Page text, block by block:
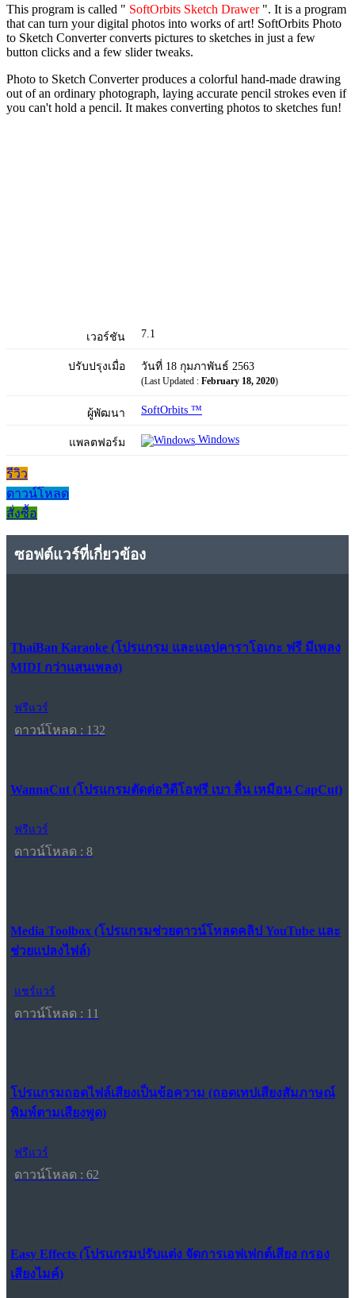
This program is called " SoftOrbits Sketch Drawer ". It is a program
that can turn your digital photos into works of art! SoftOrbits Photo
to Sketch Converter converts pictures to sketches in just a few
button clicks and a few slider tweaks.
Photo to Sketch Converter produces a colorful hand-made drawing
out of an ordinary photograph, laying accurate pencil strokes even if
you can't hold a pencil. It makes converting photos to sketches fun!
เวอร์ชัน 7.1
ปรับปรุงเมื่อ วันที่ 18 กุมภาพันธ์ 2563
(Last Updated : February 18, 2020)
ผู้พัฒนา SoftOrbits ™
แพลตฟอร์ม Windows
รีวิว
ดาวน์โหลด
สั่งซื้อ
ซอฟต์แวร์ที่เกี่ยวข้อง
ThaiBan Karaoke (โปรแกรม และแอปคาราโอเกะ ฟรี มีเพลง
MIDI กว่าแสนเพลง)
ฟรีแวร์
ดาวน์โหลด : 132
WannaCut (โปรแกรมตัดต่อวิดีโอฟรี เบา ลื่น เหมือน CapCut)
ฟรีแวร์
ดาวน์โหลด : 8
Media Toolbox (โปรแกรมช่วยดาวน์โหลดคลิป YouTube และ
ช่วยแปลงไฟล์)
แชร์แวร์
ดาวน์โหลด : 11
โปรแกรมถอดไฟล์เสียงเป็นข้อความ (ถอดเทปเสียงสัมภาษณ์
พิมพ์ตามเสียงพูด)
ฟรีแวร์
ดาวน์โหลด : 62
Easy Effects (โปรแกรมปรับแต่ง จัดการเอฟเฟกต์เสียง กรอง
เสียงไมค์)